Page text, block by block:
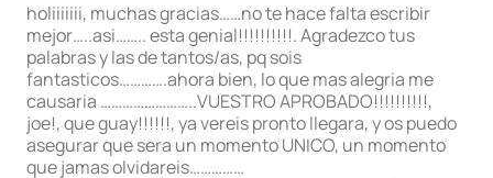
holiiiiiii, muchas gracias……no te hace falta escribir
mejor…..asi…….. esta genial!!!!!!!!!!. Agradezco tus
palabras y las de tantos/as, pq sois
fantasticos………….ahora bien, lo que mas alegria me
causaria ……………………..VUESTRO APROBADO!!!!!!!!!!,
joe!, que guay!!!!!!, ya vereis pronto llegara, y os puedo
asegurar que sera un momento UNICO, un momento
que jamas olvidareis……………